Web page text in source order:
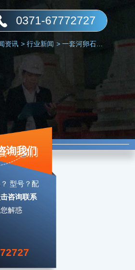
0371-67772727
资讯 > 行业新闻 > 一套河卵石打石机多少钱？
询我们
型号？配
咨询联系
解惑